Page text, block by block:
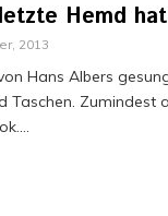
Hemd
2013
Hans Albers
Taschen. Zumindest